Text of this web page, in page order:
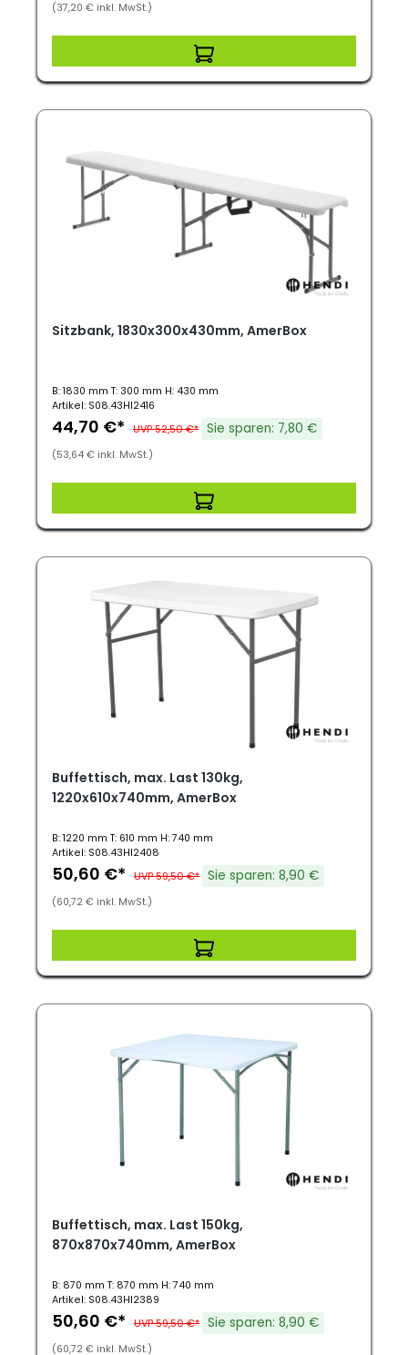
(37,20 € inkl. MwSt.)
Sitzbank, 1830x300x430mm, AmerBox
B: 1830 mm T: 300 mm H: 430 mm
Artikel: S08.43HI2416
44,70 €* UVP 52,50 €* Sie sparen: 7,80 €
(53,64 € inkl. MwSt.)
Buffettisch, max. Last 130kg,
1220x610x740mm, AmerBox
B: 1220 mm T: 610 mm H: 740 mm
Artikel: S08.43HI2408
50,60 €* UVP 59,50 €* Sie sparen: 8,90 €
(60,72 € inkl. MwSt.)
Buffettisch, max. Last 150kg,
870x870x740mm, AmerBox
B: 870 mm T: 870 mm H: 740 mm
Artikel: S08.43HI2389
50,60 €* UVP 59,50 €* Sie sparen: 8,90 €
(60,72 € inkl. MwSt.)